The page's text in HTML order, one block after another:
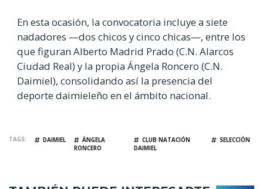
En esta ocasión, la convocatoria incluye a siete
nadadores —dos chicos y cinco chicas—, entre los
que figuran Alberto Madrid Prado (C.N. Alarcos
Ciudad Real) y la propia Ángela Roncero (C.N.
Daimiel), consolidando así la presencia del
deporte daimieleño en el ámbito nacional.
TAGS DAIMIEL
ÁNGELA
RONCERO
CLUB NATACIÓN
DAIMIEL
SELECCIÓN